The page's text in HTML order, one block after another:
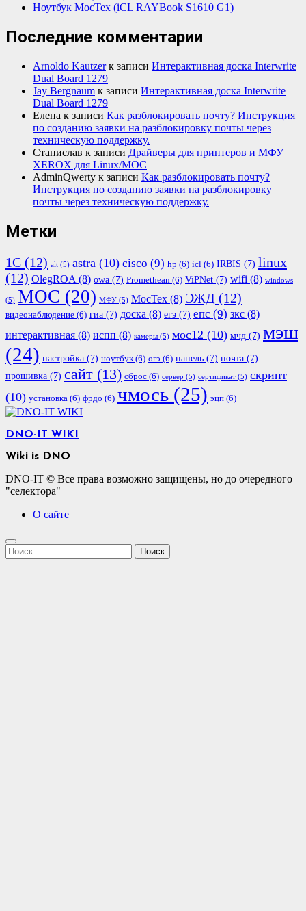
Ноутбук МосТех (iCL RAYBook S1610 G1)
Последние комментарии
Arnoldo Kautzerк записи Интерактивная доска Interwrite
Dual Board 1279
Jay Bergnaum к записи Интерактивная доска Interwrite
Dual Board 1279
Елена к записи Как разблокировать почту? Инструкция
по созданию заявки на разблокировку почты через
техническую поддержку.
Станислав к записи Драйверы для принтеров и МФУ
XEROX для Linux/МОС
AdminQwerty к записи Как разблокировать почту?
Инструкция по созданию заявки на разблокировку
почты через техническую поддержку.
Метки
1С (12) alt (5) astra (10) cisco (9) hp (6) icl (6) IRBIS (7) linux
(12) OlegROA (8) owa (7) Promethean (6) ViPNet (7) wifi (8) windows
(5) МОС (20) МФУ (5) МосТех (8) ЭЖД (12)
видеонаблюдение (6) гиа (7) доска (8) егэ (7) епс (9) зкс (8)
интерактивная (8) испп (8) камеры (5) мос12 (10) мчд (7) мэш
(24) настройка (7) ноутбук(6) огэ (6) панель (7) почта (7)
прошивка (7) сайт (13) сброс (6) сервер (5) сертификат (5) скрипт
(10) установка (6) фрдо (6) чмось (25) эцп (6)
DNO-IT WIKI
Wiki is DNO
DNO-IT © Все права возможно защищены, но до очередного
"селектора"
О сайте
Найти: